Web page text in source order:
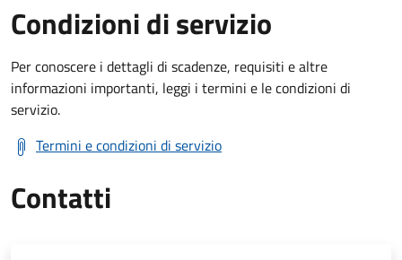
Condizioni di servizio
Per conoscere i dettagli di scadenze, requisiti e altre
informazioni importanti, leggi i termini e le condizioni di
servizio.
Termini e condizioni di servizio
Contatti